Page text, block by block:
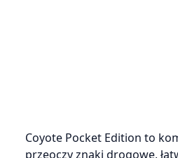
Coyote Pocket Edition to
przeoczy znaki drogowe,